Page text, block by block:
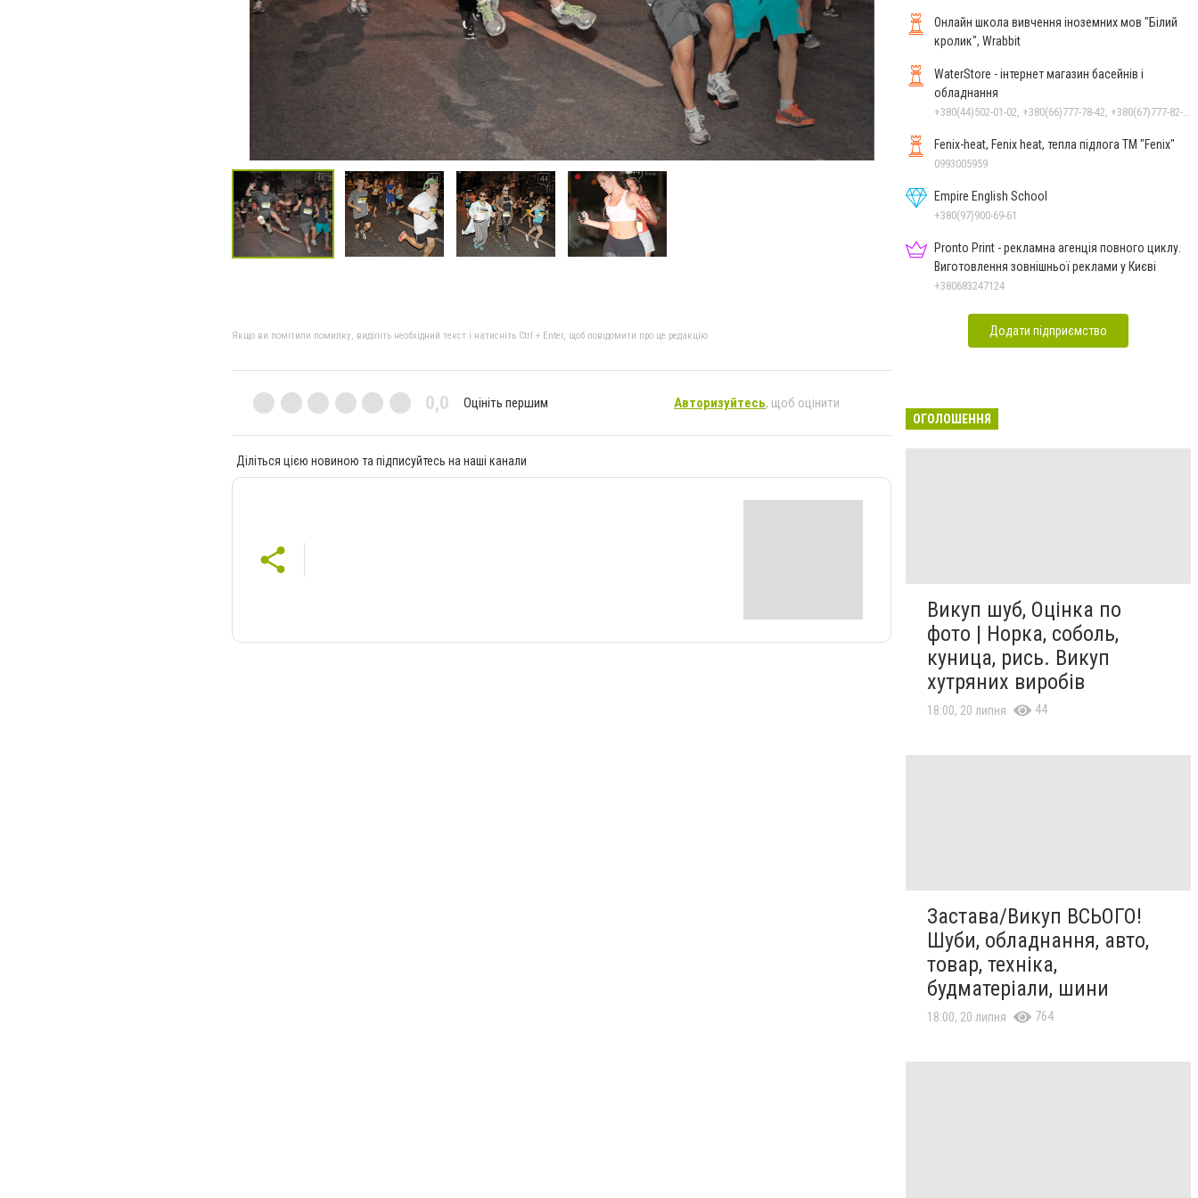
Якщо ви помітили помилку, виділіть необхідний текст і натисніть Ctrl + Enter, щоб повідомити про це редакцію
0,0 Оцініть першим Авторизуйтесь, щоб оцінити
Діліться цією новиною та підписуйтесь на наші канали
Онлайн школа вивчення іноземних мов "Білий
кролик", Wrabbit
WaterStore - інтернет магазин басейнів і
обладнання
Fenix-heat, Fenix heat, тепла підлога ТМ "Fenix"
0993005959
Empire English School
+380(97)900-69-61
Pronto Print - рекламна агенція повного циклу.
Виготовлення зовнішньої реклами у Києві
+380683247124
Додати підприємство
ОГОЛОШЕННЯ
Викуп шуб, Оцінка по
фото | Норка, соболь,
куница, рись. Викуп
хутряних виробів
18:00, 20 липня 44
Застава/Викуп ВСЬОГО!
Шуби, обладнання, авто,
товар, техніка,
будматеріали, шини
18:00, 20 липня 764